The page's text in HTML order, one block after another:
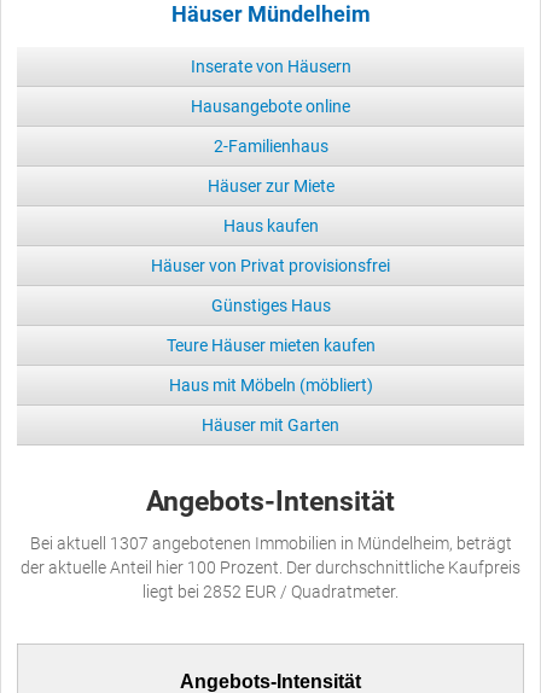
Häuser Mündelheim
Inserate von Häusern
Hausangebote online
2-Familienhaus
Häuser zur Miete
Haus kaufen
Häuser von Privat provisionsfrei
Günstiges Haus
Teure Häuser mieten kaufen
Haus mit Möbeln (möbliert)
Häuser mit Garten
Angebots-Intensität
Bei aktuell 1307 angebotenen Immobilien in Mündelheim, beträgt
der aktuelle Anteil hier 100 Prozent. Der durchschnittliche Kaufpreis
liegt bei 2852 EUR / Quadratmeter.
Angebots-Intensität